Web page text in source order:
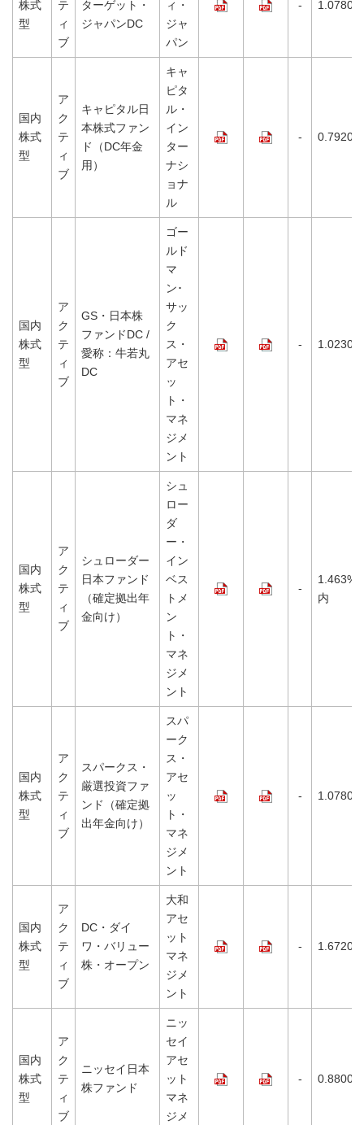
株式
型
テ
ィ
ブ
ターゲット・
ジャパンDC
ィ・
ジャ
パン
- 1.0780%
国内
株式
型
ア
ク
テ
ィ
ブ
キャピタル日
本株式ファン
ド（DC年金
用）
キャ
ピタ
ル・
イン
ター
ナシ
ョナ
ル
- 0.7920%
国内
株式
型
ア
ク
テ
ィ
ブ
GS・日本株
ファンドDC /
愛称：牛若丸
DC
ゴー
ルド
マ
ン･
サッ
ク
ス・
アセ
ッ
ト・
マネ
ジメ
ント
- 1.0230%
国内
株式
型
ア
ク
テ
ィ
ブ
シュローダー
日本ファンド
（確定拠出年
金向け）
シュ
ロー
ダ
ー・
イン
ベス
トメ
ン
ト・
マネ
ジメ
ント
-
1.463%
内
国内
株式
型
ア
ク
テ
ィ
ブ
スパークス・
厳選投資ファ
ンド（確定拠
出年金向け）
スパ
ーク
ス・
アセ
ッ
ト・
マネ
ジメ
ント
- 1.0780%
国内
株式
型
ア
ク
テ
ィ
ブ
DC・ダイ
ワ・バリュー
株・オープン
大和
アセ
ット
マネ
ジメ
ント
- 1.6720%
国内
株式
型
ア
ク
テ
ィ
ブ
ニッセイ日本
株ファンド
ニッ
セイ
アセ
ット
マネ
ジメ
- 0.8800%